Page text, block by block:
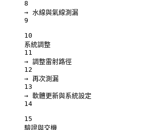
8
→ 水線與氣線測漏
9
10
系統調整
11
→ 調整雷射路徑
12
→ 再次測漏
13
→ 軟體更新與系統設定
14
15
驗證與交機